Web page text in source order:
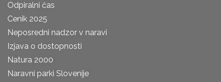
Odpiralni čas
Cenik 2025
Neposredni nadzor v naravi
Izjava o dostopnosti
Natura 2000
Naravni parki Slovenije